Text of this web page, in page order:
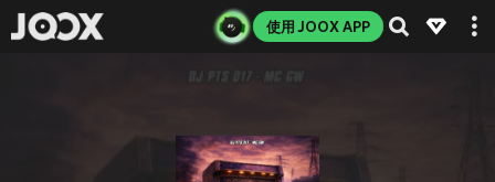
使用 JOOX APP